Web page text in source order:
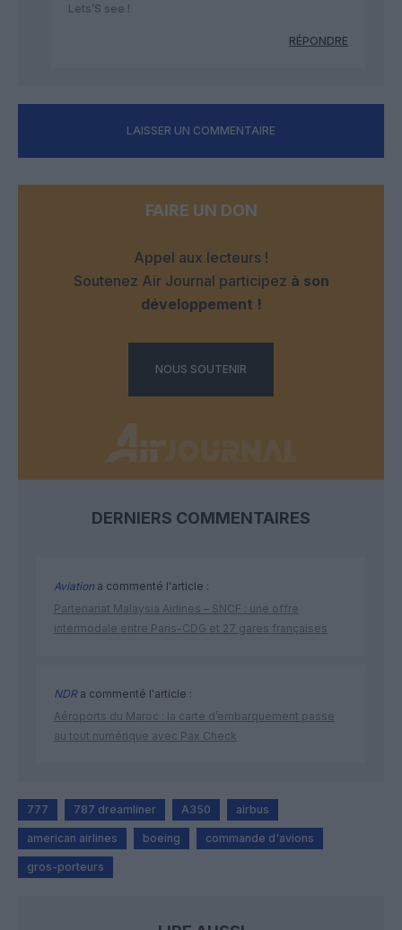
Lets’S see !
RÉPONDRE
LAISSER UN COMMENTAIRE
FAIRE UN DON
Appel aux lecteurs !
Soutenez Air Journal participez à son
développement !
NOUS SOUTENIR
DERNIERS COMMENTAIRES
Aviation a commenté l'article :
Partenariat Malaysia Airlines – SNCF : une offre
intermodale entre Paris-CDG et 27 gares françaises
NDRa commenté l'article :
Aéroports du Maroc : la carte d’embarquement passe
au tout numérique avec Pax Check
777 787 dreamliner A350 airbus
american airlines boeing commande d'avions
gros-porteurs